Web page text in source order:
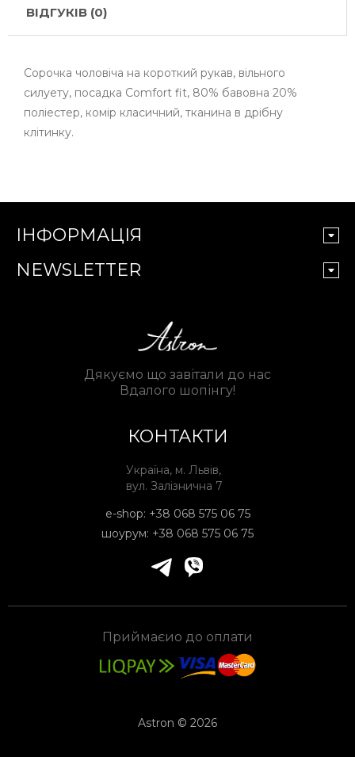
ВІДГУКІВ (0)
Сорочка чоловіча на короткий рукав, вільного
силуету, посадка Comfort fit, 80% бавовна 20%
поліестер, комір класичний, тканина в дрібну
клітинку.
ІНФОРМАЦІЯ
Дякуємо що завітали до нас
Вдалого шопінгу!
NEWSLETTER
КОНТАКТИ
Україна, м. Львів,
вул. Залізнична 7
e-shop: +38 068 575 06 75
шоурум: +38 068 575 06 75
Приймаєио до оплати
Astron © 2026